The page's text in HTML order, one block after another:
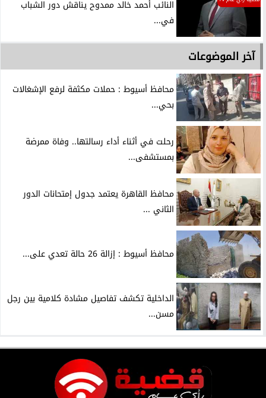
النائب أحمد خالد ممدوح يناقش دور الشباب
في...
آخر الموضوعات
محافظ أسيوط : حملات مكثفة لرفع الإشغالات
بحي...
رحلت في أثناء أداء رسالتها.. وفاة ممرضة
بمستشفى...
محافظ القاهرة يعتمد جدول إمتحانات الدور
الثاني ...
محافظ أسيوط : إزالة 26 حالة تعدي على...
الداخلية تكشف تفاصيل مشادة كلامية بين رجل
مسن...